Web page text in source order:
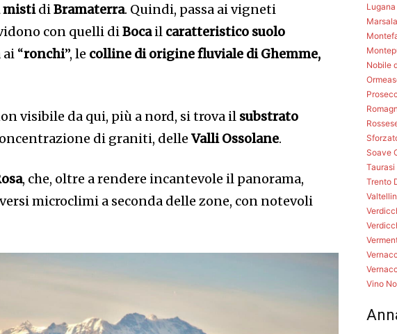
mistidiBramaterra. Quindi, passa ai vigneti
con quelli diBocail caratteristico suolo
“ronchi”, le colline di origine fluviale di Ghemme,
visibile da qui, più a nord, si trova il substrato
di graniti, delleValli Ossolane.
, che, oltre a rendere incantevole il panorama,
microclimi a seconda delle zone, con notevoli
Lugana
Marsala
Nobile
Soave
Taurasi
Trento
Vino